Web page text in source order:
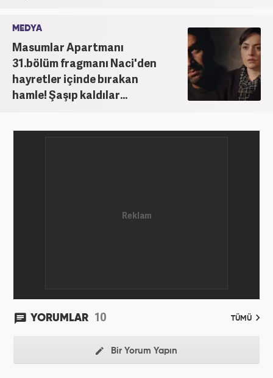
MEDYA
Masumlar Apartmanı
31.bölüm fragmanı Naci'den
hayretler içinde bırakan
hamle! Şaşıp kaldılar...
YORUMLAR 10 TÜMÜ
Bir Yorum Yapın